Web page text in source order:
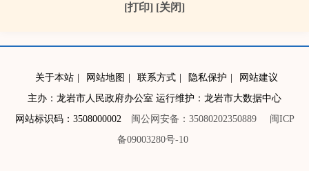
[打印] [关闭]
关于本站 网站地图 联系方式 隐私保护
网站建议
主办：龙岩市人民政府办公室 运行维护：龙岩市大数据中心
网站标识码：3508000002
闽公网安备：35080202350889
闽ICP
备09003280号-10